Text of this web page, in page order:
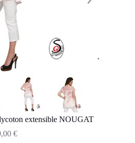
extensible NOUGAT
€